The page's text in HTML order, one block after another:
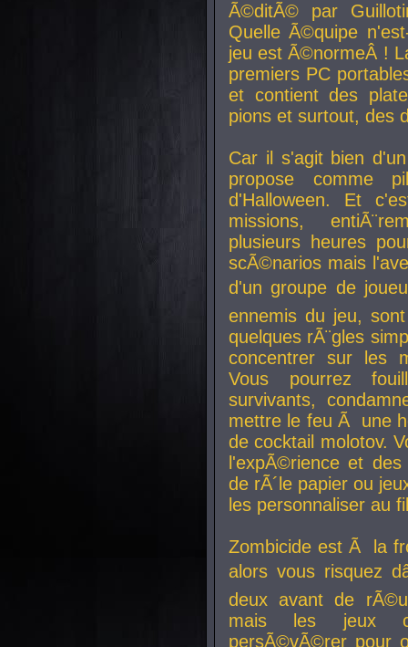
Ã©ditÃ© par
Quelle Ã©quipe
jeu est Ã©normeÂ !
premiers PC
et contient des
pions et surtout, des
Car il s'agit bien
propose comme
d'Halloween. Et
missions,
plusieurs heures
scÃ©narios mais
d'un groupe de
ennemis du jeu,
quelques rÃ¨gles
concentrer sur les
Vous pourrez
survivants,
mettre le feu Ã une
de cocktail molotov.
l'expÃ©rience et
de rÃ´le papier ou
les personnaliser au
Zombicide est Ã la
alors vous risquez
deux avant de
mais les jeux
persÃ©vÃ©rer pour